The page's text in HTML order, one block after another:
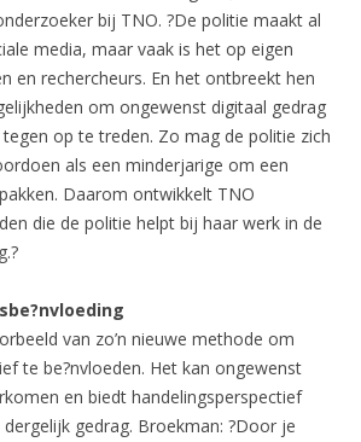
bij TNO. ?De politie maakt al
media, maar vaak is het op eigen
en rechercheurs. En het ontbreekt hen
om ongewenst digitaal gedrag
op te treden. Zo mag de politie zich
als een minderjarige om een
Daarom ontwikkelt TNO
die de politie helpt bij haar werk in de
van zo’n nieuwe methode om
te be?nvloeden. Het kan ongewenst
en biedt handelingsperspectief
gedrag. Broekman: ?Door je